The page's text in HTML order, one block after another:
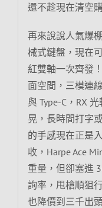
還不趁現在清空
再來說說人氣爆
械式鍵盤，現在
紅雙軸一次齊發
面空間，三模連
與 Type-C，RX
晃，長時間打字
的手感現在正是
收，Harpe Ace
重量，但卻塞進
詢率，甩槍順狙
也降價到三千出